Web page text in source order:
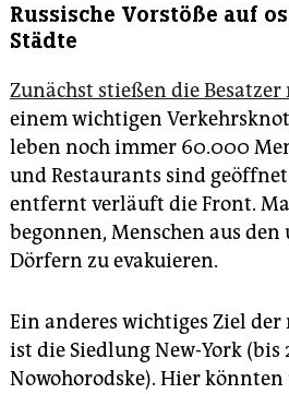
Russische Vorstöße auf
Städte
Zunächst stießen die Besatzer
einem wichtigen
leben noch immer 60.000
und Restaurants sind
entfernt verläuft die Front.
begonnen, Menschen aus
Dörfern zu evakuieren.
Ein anderes wichtiges Ziel der
ist die Siedlung New-York (bis
Nowohorodske). Hier